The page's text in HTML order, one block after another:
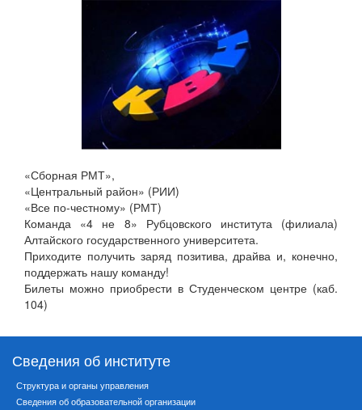
«Сборная РМТ»,
«Центральный район» (РИИ)
«Все по-честному» (РМТ)
Команда «4 не 8» Рубцовского института (филиала)
Алтайского государственного университета.
Приходите получить заряд позитива, драйва и, конечно,
поддержать нашу команду!
Билеты можно приобрести в Студенческом центре (каб.
104)
Сведения об институте
Структура и органы управления
Сведения об образовательной организации